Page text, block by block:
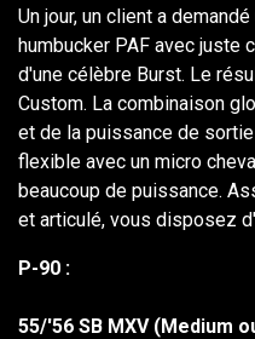
Un jour, un client a
humbucker PAF avec juste
d'une célèbre Burst. Le
Custom. La combinaison
et de la puissance de
flexible avec un micro
beaucoup de puissance.
et articulé, vous disposez
P-90 :
55/'56 SB MXV (Medium